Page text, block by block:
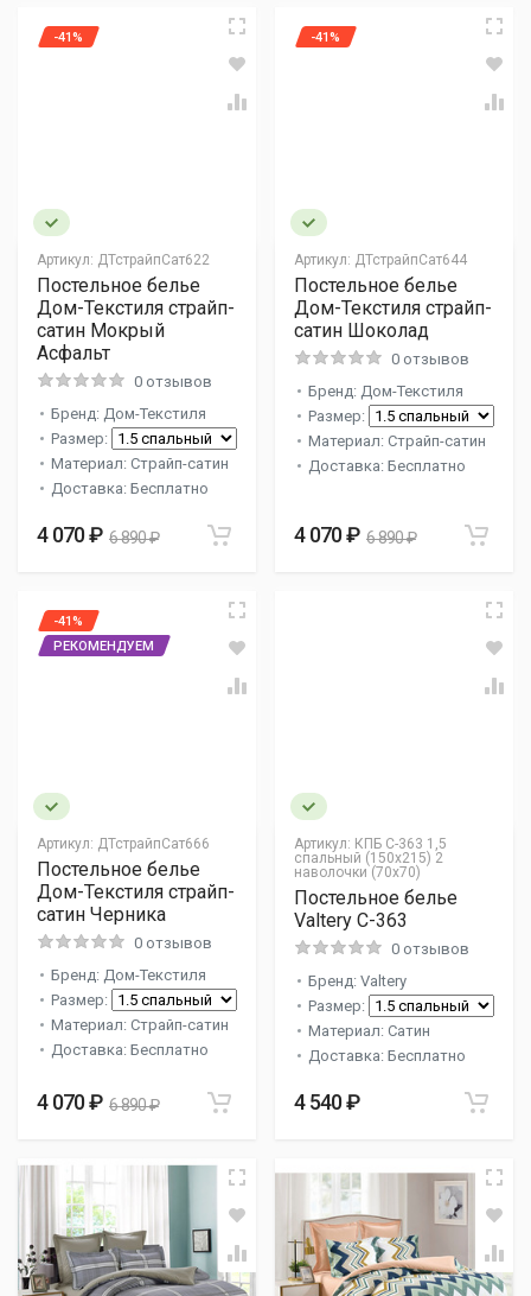
Артикул: ДТстрайпСат622
-41%
Постельное белье
Дом-Текстиля страйп-
сатин Мокрый
Асфальт
0 отзывов
Бренд: Дом-Текстиля
Размер:
Материал: Страйп-сатин
Доставка: Бесплатно
4 070 ₽ 6 890 ₽
Артикул: ДТстрайпСат644
-41%
Постельное белье
Дом-Текстиля страйп-
сатин Шоколад
0 отзывов
Бренд: Дом-Текстиля
Размер:
Материал: Страйп-сатин
Доставка: Бесплатно
4 070 ₽ 6 890 ₽
Артикул: ДТстрайпСат666
-41%
РЕКОМЕНДУЕМ
Постельное белье
Дом-Текстиля страйп-
сатин Черника
0 отзывов
Бренд: Дом-Текстиля
Размер:
Материал: Страйп-сатин
Доставка: Бесплатно
4 070 ₽ 6 890 ₽
Артикул: КПБ С-363 1,5
спальный (150х215) 2
наволочки (70х70)
Постельное белье
Valtery C-363
0 отзывов
Бренд: Valtery
Размер:
Материал: Сатин
Доставка: Бесплатно
4 540 ₽